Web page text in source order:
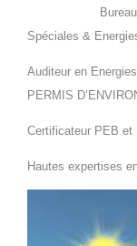
Bureau
Spéciales &
Auditeur en
PERMIS
Certificateur PEB et
Hautes expertises